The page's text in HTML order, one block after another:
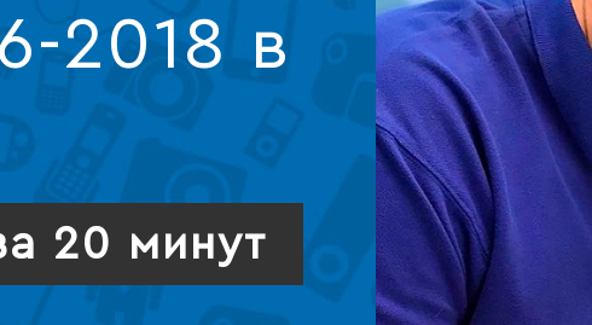
2018 в
20 минут